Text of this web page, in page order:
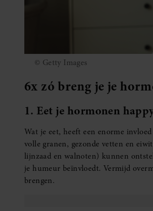
© Getty Images
6x zó breng je je
1. Eet je hormonen
Wat je eet, heeft een enorme
volle granen, gezonde vetten en
lijnzaad en walnoten) kunnen
je humeur beïnvloedt. Vermijd
brengen.